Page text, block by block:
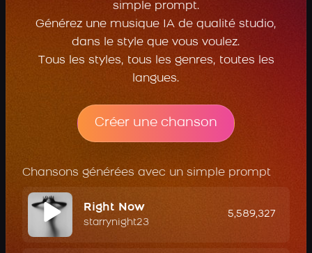
simple prompt.
Générez une musique IA de qualité studio,
dans le style que vous voulez.
Tous les styles, tous les genres, toutes les
langues.
Créer une chanson
Chansons générées avec un simple prompt
Right Now
starrynight23
5,589,327